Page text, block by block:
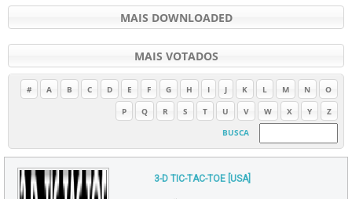
MAIS DOWNLOADED
MAIS VOTADOS
# A B C D E F G H I J K L M N
O
P
Q R S T U V W X Y
Z
BUSCA
3-D TIC-TAC-TOE [USA]